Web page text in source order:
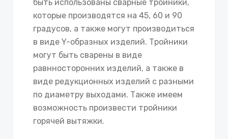
быть использованы сварные тройники,
которые производятся на 45, 60 и 90
градусов, а также могут производиться
в виде Y-образных изделий. Тройники
могут быть сварены в виде
равнносторонних изделий, а также в
виде редукционных изделий с разными
по диаметру выходами. Также имеем
возможность произвести тройники
горячей вытяжки.